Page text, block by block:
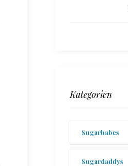
Kategorien
Sugarbabes
Sugardaddys